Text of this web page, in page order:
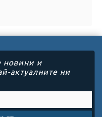
новини и
актуалните ни